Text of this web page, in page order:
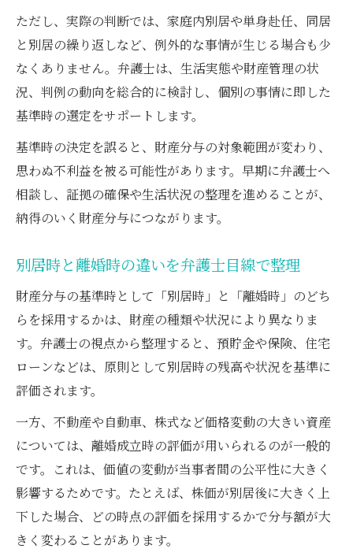
ただし、実際の判断では、家庭内別居や単身赴任、同居
と別居の繰り返しなど、例外的な事情が生じる場合も少
なくありません。弁護士は、生活実態や財産管理の状
況、判例の動向を総合的に検討し、個別の事情に即した
基準時の選定をサポートします。
基準時の決定を誤ると、財産分与の対象範囲が変わり、
思わぬ不利益を被る可能性があります。早期に弁護士へ
相談し、証拠の確保や生活状況の整理を進めることが、
納得のいく財産分与につながります。
別居時と離婚時の違いを弁護士目線で整理
財産分与の基準時として「別居時」と「離婚時」のどち
らを採用するかは、財産の種類や状況により異なりま
す。弁護士の視点から整理すると、預貯金や保険、住宅
ローンなどは、原則として別居時の残高や状況を基準に
評価されます。
一方、不動産や自動車、株式など価格変動の大きい資産
については、離婚成立時の評価が用いられるのが一般的
です。これは、価値の変動が当事者間の公平性に大きく
影響するためです。たとえば、株価が別居後に大きく上
下した場合、どの時点の評価を採用するかで分与額が大
きく変わることがあります。